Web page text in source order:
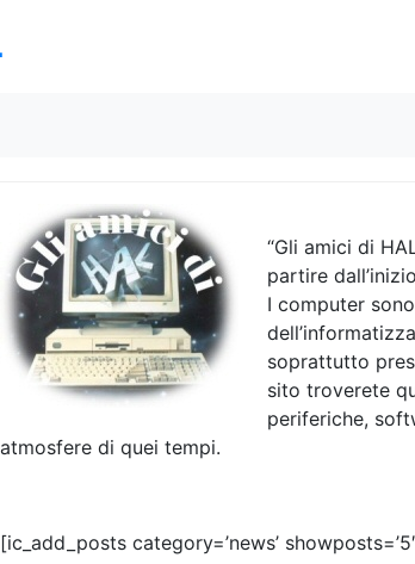
“Gli amici di
partire
I computer
soprattutto
sito troverete
periferiche,
atmosfere di quei tempi.
[ic_add_posts category=’news’